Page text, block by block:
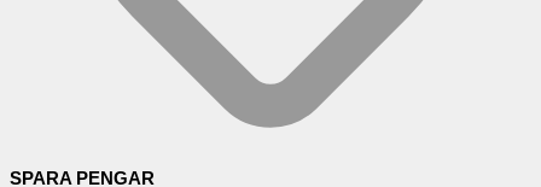
SPARA PENGAR